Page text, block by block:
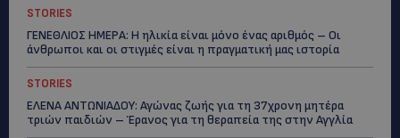
STORIES
ΓΕΝΕΘΛΙΟΣ ΗΜΕΡΑ: Η ηλικία είναι μόνο ένας αριθμός – Οι
άνθρωποι και οι στιγμές είναι η πραγματική μας ιστορία
STORIES
ΕΛΕΝΑ ΑΝΤΩΝΙΑΔΟΥ: Αγώνας ζωής για τη 37χρονη μητέρα
τριών παιδιών – Έρανος για τη θεραπεία της στην Αγγλία